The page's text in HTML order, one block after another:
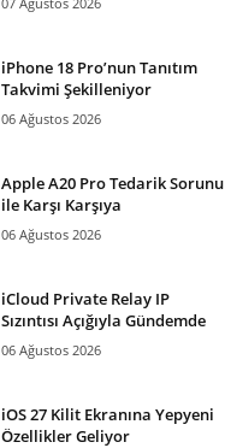
iPhone 18 Pro’nun Tanıtım
Takvimi Şekilleniyor
06 Ağustos 2026
Apple A20 Pro Tedarik Sorunu
ile Karşı Karşıya
06 Ağustos 2026
iCloud Private Relay IP
Sızıntısı Açığıyla Gündemde
06 Ağustos 2026
iOS 27 Kilit Ekranına Yepyeni
Özellikler Geliyor